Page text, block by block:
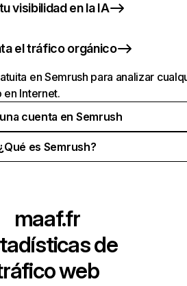
visibilidad en la IA
el tráfico orgánico
en Semrush para analizar
en Internet.
cuenta en Semrush
es Semrush?
maaf.fr
de
web